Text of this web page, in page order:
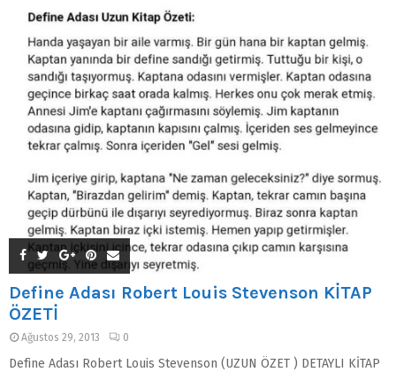
Define Adası Robert Louis Stevenson KİTAP
ÖZETİ
Ağustos 29, 2013 0
Define Adası Robert Louis Stevenson (UZUN ÖZET ) DETAYLI KİTAP